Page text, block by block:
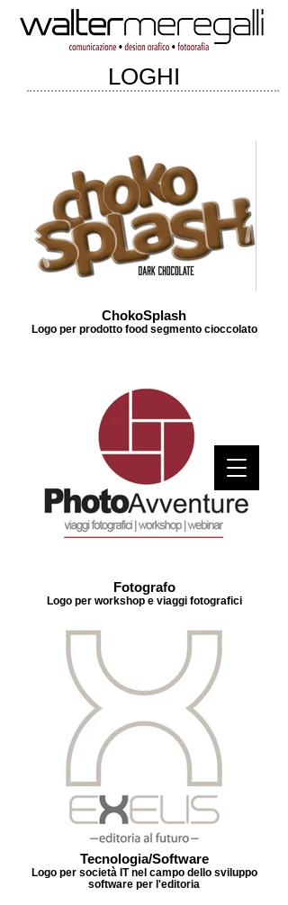
LOGHI
ChokoSplash
Logo per prodotto food segmento cioccolato
Fotografo
Logo per workshop e viaggi fotografici
Tecnologia/Software
Logo per società IT nel campo dello sviluppo
software per l'editoria